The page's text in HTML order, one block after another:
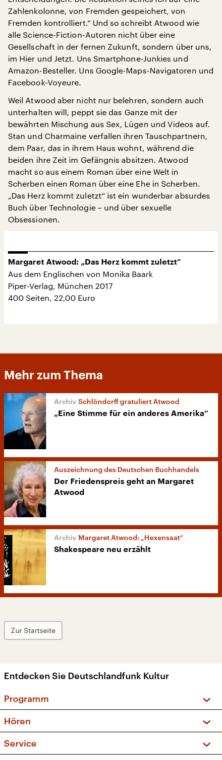
Zahlenkolonne, von Fremden gespeichert, von
Fremden kontrolliert.“ Und so schreibt Atwood wie
alle Science-Fiction-Autoren nicht über eine
Gesellschaft in der fernen Zukunft, sondern über uns,
im Hier und Jetzt. Uns Smartphone-Junkies und
Amazon-Besteller. Uns Google-Maps-Navigatoren und
Facebook-Voyeure.
Weil Atwood aber nicht nur belehren, sondern auch
unterhalten will, peppt sie das Ganze mit der
bewährten Mischung aus Sex, Lügen und Videos auf.
Stan und Charmaine verfallen ihren Tauschpartnern,
dem Paar, das in ihrem Haus wohnt, während die
beiden ihre Zeit im Gefängnis absitzen. Atwood
macht so aus einem Roman über eine Welt in
Scherben einen Roman über eine Ehe in Scherben.
„Das Herz kommt zuletzt“ ist ein wunderbar absurdes
Buch über Technologie – und über sexuelle
Obsessionen.
Margaret Atwood: „Das Herz kommt zuletzt“
Aus dem Englischen von Monika Baark
Piper-Verlag, München 2017
400 Seiten, 22,00 Euro
Mehr zum Thema
Schlöndorff gratuliert Atwood
„Eine Stimme für ein anderes Amerika“
Auszeichnung des Deutschen Buchhandels
Der Friedenspreis geht an Margaret
Atwood
Margaret Atwood: „Hexensaat“
Shakespeare neu erzählt
Zur Startseite
Entdecken Sie Deutschlandfunk Kultur
Programm
Sendungen und Podcasts
Musikliste
Hören
Frequenzen (UKW + DAB+)
Service